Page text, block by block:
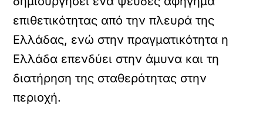
επιθετικότητας από την πλευρά της
Ελλάδας, ενώ στην πραγματικότητα η
Ελλάδα επενδύει στην άμυνα και τη
διατήρηση της σταθερότητας στην
περιοχή.